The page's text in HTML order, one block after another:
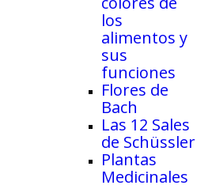
los
alimentos y
sus
funciones
Flores de
Bach
Las 12 Sales
de Schüssler
Plantas
Medicinales